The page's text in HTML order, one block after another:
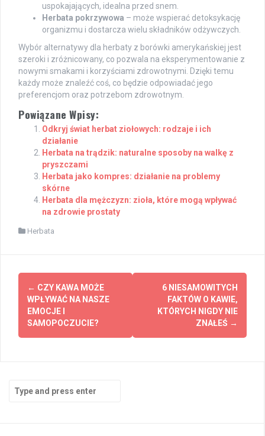
uspokajających, idealna przed snem.
Herbata pokrzywowa – może wspierać detoksykację
organizmu i dostarcza wielu składników odżywczych.
Wybór alternatywy dla herbaty z borówki amerykańskiej jest
szeroki i zróżnicowany, co pozwala na eksperymentowanie z
nowymi smakami i korzyściami zdrowotnymi. Dzięki temu
każdy może znaleźć coś, co będzie odpowiadać jego
preferencjom oraz potrzebom zdrowotnym.
Powiązane Wpisy:
Odkryj świat herbat ziołowych: rodzaje i ich
działanie
Herbata na trądzik: naturalne sposoby na walkę z
pryszczami
Herbata jako kompres: działanie na problemy
skórne
Herbata dla mężczyzn: zioła, które mogą wpływać
na zdrowie prostaty
Herbata
Post
navigation
← CZY KAWA MOŻE
WPŁYWAĆ NA NASZE
EMOCJE I
SAMOPOCZUCIE?
6 NIESAMOWITYCH
FAKTÓW O KAWIE,
KTÓRYCH NIGDY NIE
ZNAŁEŚ →
for: